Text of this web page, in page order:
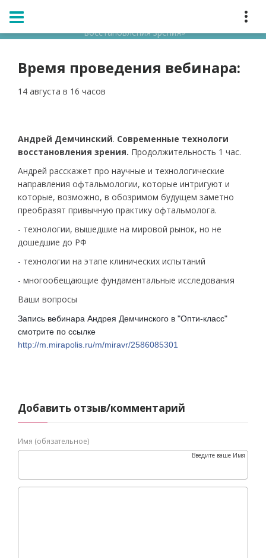
Вебинар Андрея Демчинского «Современные технологии
восстановления зрения»
Время проведения вебинара:
14 августа в 16 часов
Андрей Демчинский. Современные технологи
восстановления зрения. Продолжительность 1 час.
Андрей расскажет про научные и технологические
направления офтальмологии, которые интригуют и
которые, возможно, в обозримом будущем заметно
преобразят привычную практику офтальмолога.
- технологии, вышедшие на мировой рынок, но не
дошедшие до РФ
- технологии на этапе клинических испытаний
- многообещающие фундаментальные исследования
Ваши вопросы
Запись вебинара Андрея Демчинского в "Опти-класс"
http://m.mirapolis.ru/m/miravr/2586085301
Добавить отзыв/комментарий
Имя (обязательное)
Введите ваше Имя